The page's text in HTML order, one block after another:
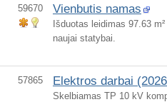
59670 Vienbutis namas
Išduotas leidimas 97.63
naujai statybai.
57865 Elektros darbai
Skelbiamas TP 10 kV